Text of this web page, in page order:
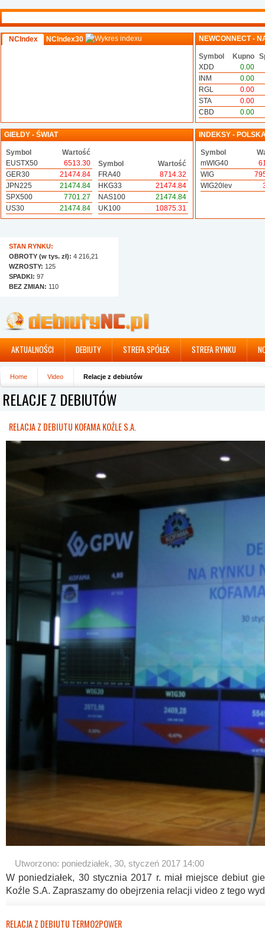
NCIndex NCIndex30 NEWCONNECT -
Symbol Kupno
XDD
0.00
INM
0.00
RGL
0.00
STA
0.00
CBD
0.00
GIEŁDY - ŚWIAT
Symbol
Wartość
EUSTX50
6513.30
GER30
21474.84
JPN225
21474.84
SPX500
7701.27
US30
21474.84
Symbol
Wartość
FRA40
8714.32
HKG33
21474.84
NAS100
21474.84
UK100
10875.31
INDEKSY -
Symbol
mWIG40
WIG
WIG20lev
STAN RYNKU:
OBROTY (w tys. zł): 4 216,21
WZROSTY: 125
SPADKI: 97
BEZ ZMIAN: 110
AKTUALNOŚCI DEBIUTY STREFA SPÓŁEK STREFA RYNKU
Home Video Relacje z debiutów
RELACJE Z DEBIUTÓW
RELACJA Z DEBIUTU KOFAMA KOŹLE S.A.
Utworzono: poniedziałek, 30, styczeń 2017 14:00
W poniedziałek, 30 stycznia 2017 r. miał miejsce debiut
Koźle S.A. Zapraszamy do obejrzenia relacji video z tego
RELACJA Z DEBIUTU TERMO2POWER